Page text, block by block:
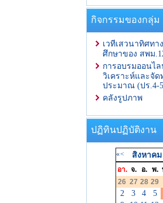
กิจกรรมของกลุ่ม
เวทีเสวนาทิศท
ศึกษาของ สพม
การอบรมออนไ
วิเคราะห์และจัด
ประมาณ (ปร.4-
คลังรูปภาพ
ปฏิทินปฏิบัติงาน
«< สิงหาคม
อา. จ. อ. พ.
26 27 28 29
2
3 4 5